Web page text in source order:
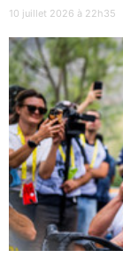
10 juillet 2026 à 22h35